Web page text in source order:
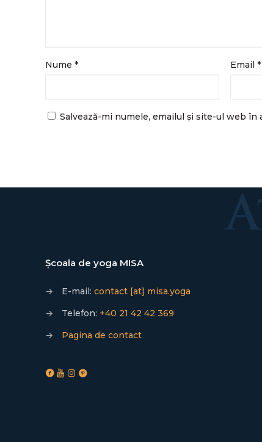
Nume * Email*
Salvează-mi numele, emailul și site-ul web
Școala de yoga MISA
→ E-mail: contact [at] misa.yoga
→
Telefon: +40 21 42 42 369
→
Pagina de contact